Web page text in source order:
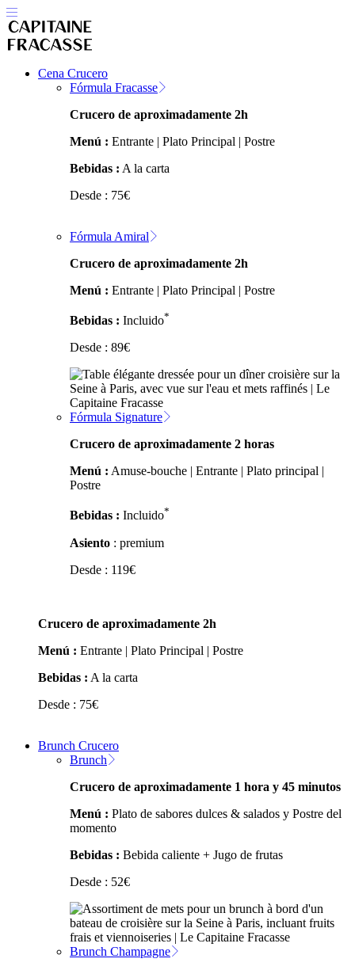
Cena Crucero
Fórmula Fracasse
Crucero de aproximadamente 2h
Menú : Entrante | Plato Principal | Postre
Bebidas : A la carta
Desde : 75€
Fórmula Amiral
Crucero de aproximadamente 2h
Menú : Entrante | Plato Principal | Postre
Bebidas : Incluido*
Desde : 89€
Fórmula Signature
Crucero de aproximadamente 2 horas
Menú : Amuse-bouche | Entrante | Plato principal |
Postre
Bebidas : Incluido*
Asiento : premium
Desde : 119€
Crucero de aproximadamente 2h
Menú : Entrante | Plato Principal | Postre
Bebidas : A la carta
Desde : 75€
Brunch Crucero
Brunch
Crucero de aproximadamente 1 hora y 45 minutos
Menú : Plato de sabores dulces & salados y Postre del
momento
Bebidas : Bebida caliente + Jugo de frutas
Desde : 52€
Brunch Champagne